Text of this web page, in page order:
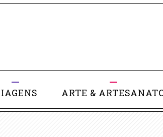
ARTE &